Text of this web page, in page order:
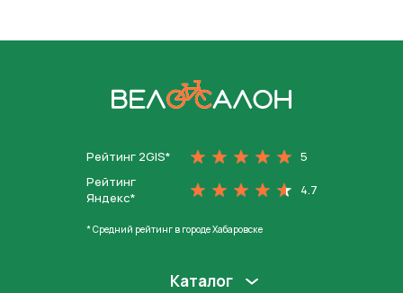
Рейтинг 2GIS*
5
Рейтинг
Яндекс*
4.7
* Средний рейтинг в городе Хабаровске
Каталог